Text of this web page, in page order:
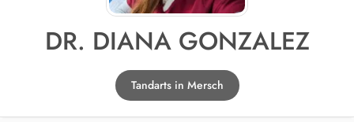
DR. DIANA GONZALEZ
Tandarts in Mersch